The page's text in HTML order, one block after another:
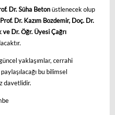
Dr. Süha Beton üstlenecek olup
Dr. Kazım Bozdemir, Doç. Dr.
Dr. Öğr. Üyesi Çağrı
yaklaşımlar, cerrahi
bu bilimsel
davetlidir.